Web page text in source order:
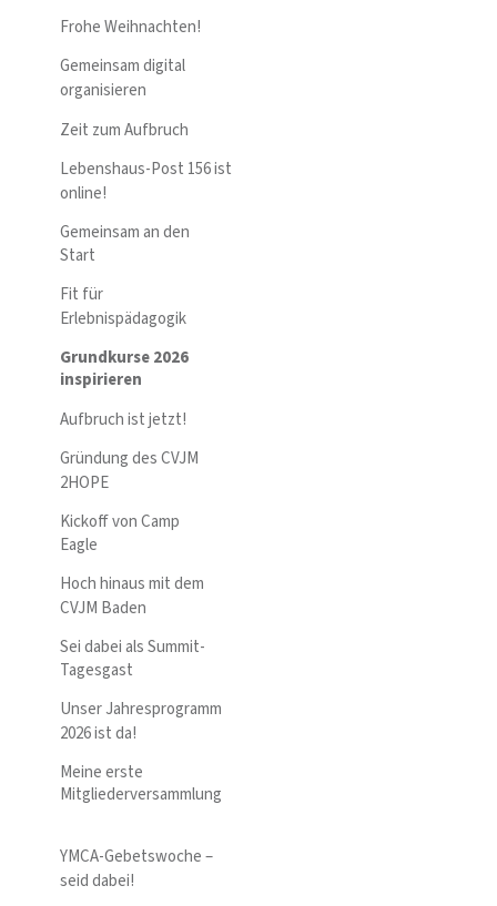
Frohe Weihnachten!
Gemeinsam digital
organisieren
Zeit zum Aufbruch
Lebenshaus-Post 156 ist
online!
Gemeinsam an den
Start
Fit für
Erlebnispädagogik
Grundkurse 2026
inspirieren
Aufbruch ist jetzt!
Gründung des CVJM
2HOPE
Kickoff von Camp
Eagle
Hoch hinaus mit dem
CVJM Baden
Sei dabei als Summit-
Tagesgast
Unser Jahresprogramm
2026 ist da!
Meine erste
Mitgliederversammlung
YMCA-Gebetswoche –
seid dabei!